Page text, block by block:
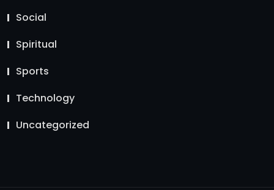
Social
Spiritual
Sports
Technology
Uncategorized